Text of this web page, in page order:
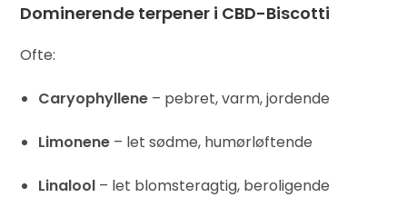
Dominerende terpener i CBD-Biscotti
Ofte:
Caryophyllene – pebret, varm, jordende
Limonene – let sødme, humørløftende
Linalool – let blomsteragtig, beroligende